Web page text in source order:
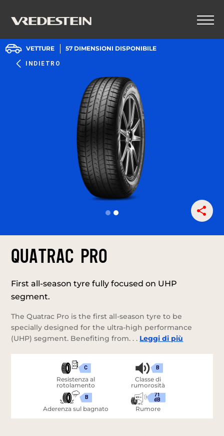
INDIETRO
VETTURE 57 DIMENSIONI DISPONIBILE
QUATRAC PRO
First all-season tyre fully focused on UHP
segment.
The Quatrac Pro is the first all-season tyre to be
specially designed for the ultra-high performance
(UHP) segment. Benefiting from. . . Leggi di più
C
Resistenza al
rotolamento
B
Aderenza sul bagnato
B
Classe di
rumorosità
71
dB
Rumore